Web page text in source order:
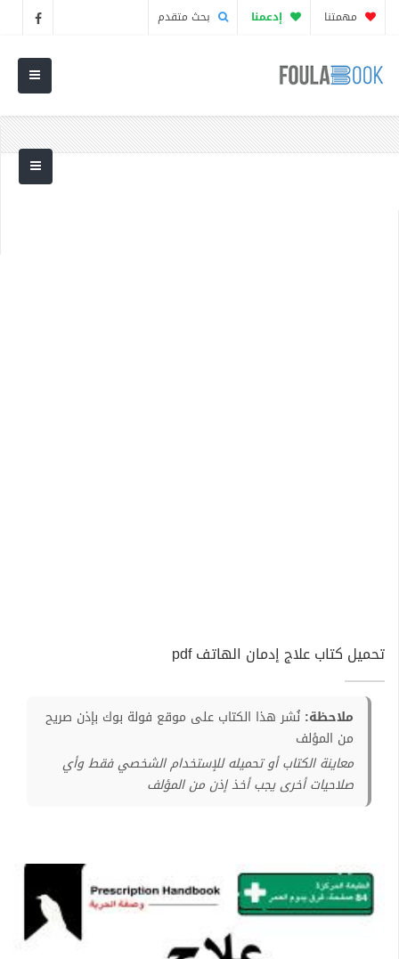
مهمتنا إدعمنا بحث متقدم
تحميل كتاب علاج إدمان الهاتف pdf
ملاحظة: نُشر هذا الكتاب على موقع فولة بوك بإذن صريح
من المؤلف
معاينة الكتاب أو تحميله للإستخدام الشخصي فقط وأي
صلاحيات أخرى يجب أخذ إذن من المؤلف